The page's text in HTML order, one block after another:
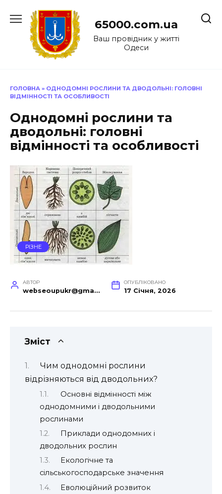
до
65000.com.ua
Ваш провідник у житті
Одеси
ГОЛОВНА » ОДНОДОМНІ РОСЛИНИ ТА ДВОДОЛЬНІ: ГОЛОВНІ
ВІДМІННОСТІ ТА ОСОБЛИВОСТІ
Однодомні рослини та
дводольні: головні
відмінності та особливості
РІЗНЕ
АВТОР
webseoupukr@gmail.com
ОПУБЛІКОВАНО
17 Січня, 2026
Зміст
Чим однодомні рослини
відрізняються від дводольних?
Основні відмінності між
однодомними і дводольними
рослинами
Приклади однодомних і
дводольних рослин
Екологічне та
сільськогосподарське значення
Еволюційний розвиток